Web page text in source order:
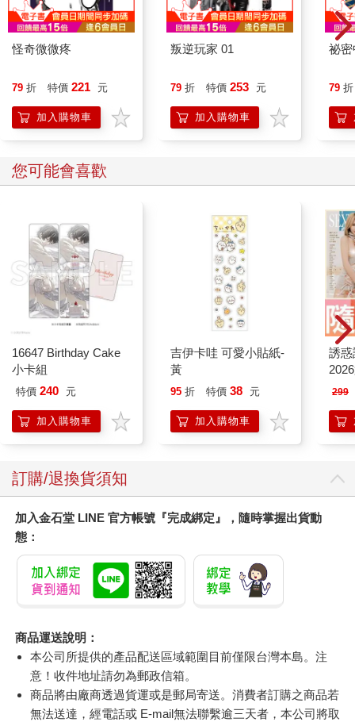
怪奇微微疼
79 折 特價 221 元
加入購物車
叛逆玩家 01
79 折 特價 253 元
加入購物車
祕
79 折
您可能會喜歡
16647 Birthday Cake
小卡組
特價 240 元
加入購物車
吉伊卡哇 可愛小貼紙-
黃
95 折 特價 38 元
加入購物車
誘
款
299
訂購/退換貨須知
加入金石堂 LINE 官方帳號『完成綁定』，隨時掌握出貨動
態：
商品運送說明：
本公司所提供的產品配送區域範圍目前僅限台灣本島。注
意！收件地址請勿為郵政信箱。
商品將由廠商透過貨運或是郵局寄送。消費者訂購之商品若
無法送達，經電話或 E-mail無法聯繫逾三天者，本公司將取